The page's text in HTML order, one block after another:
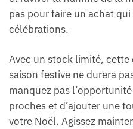
pas pour faire un achat
célébrations.
Avec un stock limité,
saison festive ne durera
manquez pas
proches et d’ajouter une
votre Noël. Agissez